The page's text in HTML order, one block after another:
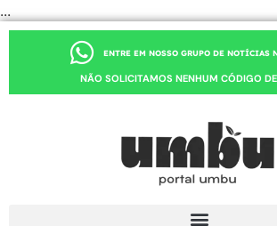
...
ENTRE EM NOSSO GRUPO DE NOTÍCIAS
NÃO SOLICITAMOS NENHUM CÓDIGO